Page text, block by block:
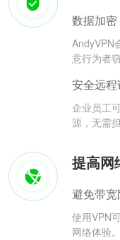
数据加密
AndyVPN
意行为者
安全远程
企业员工
源，无需
提高网
避免带宽
使用VPN
网络体验。